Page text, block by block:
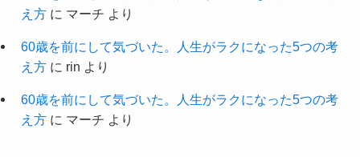
え方に マーチ より
60歳を前にして気づいた。人生がラクになった5つの考
え方に rin より
60歳を前にして気づいた。人生がラクになった5つの考
え方に マーチ より